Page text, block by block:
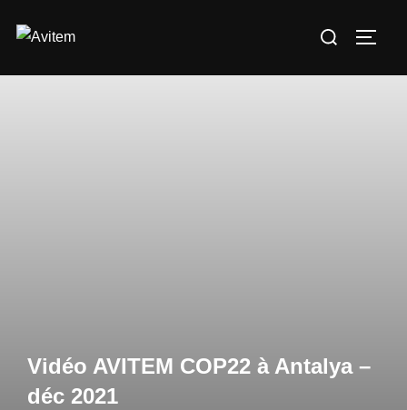
Vidéo AVITEM COP22 à Antalya –
déc 2021